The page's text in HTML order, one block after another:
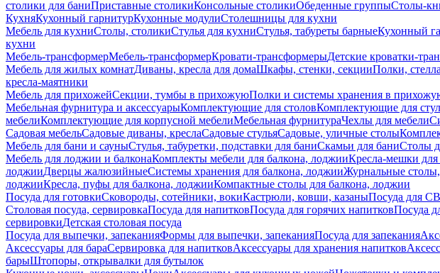
столики для баниПриставные столикиКонсольные столикиОбеденные группыСтолы-
КухняКухонный гарнитурКухонные модулиСтолешницы для кухни
Мебель для кухниСтолы, столикиСтулья для кухниСтулья, табуреты барныеКухонный
кухни
Мебель-трансформерМебель-трансформерКровати-трансформерыДетские кроватки-
Мебель для жилых комнатДиваны, кресла для домаШкафы, стенки, секцииПолки,
кресла-маятники
Мебель для прихожейСекции, тумбы в прихожуюПолки и системы хранения в
Мебельная фурнитура и аксессуарыКомплектующие для столовКомплектующие для
мебелиКомплектующие для корпусной мебелиМебельная фурнитураЧехлы для мебели
Садовая мебельСадовые диваны, креслаСадовые стульяСадовые, уличные столы
Мебель для бани и сауныСтулья, табуретки, подставки для баниСкамьи для баниСтолы
Мебель для лоджии и балконаКомплекты мебели для балкона, лоджииКресла-мешки для
лоджииДверцы жалюзийныеСистемы хранения для балкона, лоджииЖурнальные
лоджииКресла, пуфы для балкона, лоджииКомпактные столы для балкона, лоджии
Посуда для готовкиСковороды, сотейники, вокиКастрюли, ковши, казаныПосуда для
Столовая посуда, сервировкаПосуда для напитковПосуда для горячих напитковПосуда
сервировкиДетская столовая посуда
Посуда для выпечки, запеканияФормы для выпечки, запеканияПосуда для запекания
Аксессуары для бараСервировка для напитковАксессуары для хранения напитков
барыШтопоры, открывалки для бутылок